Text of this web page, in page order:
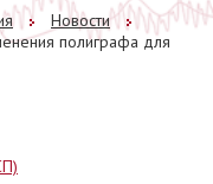
Новости
полиграфа для